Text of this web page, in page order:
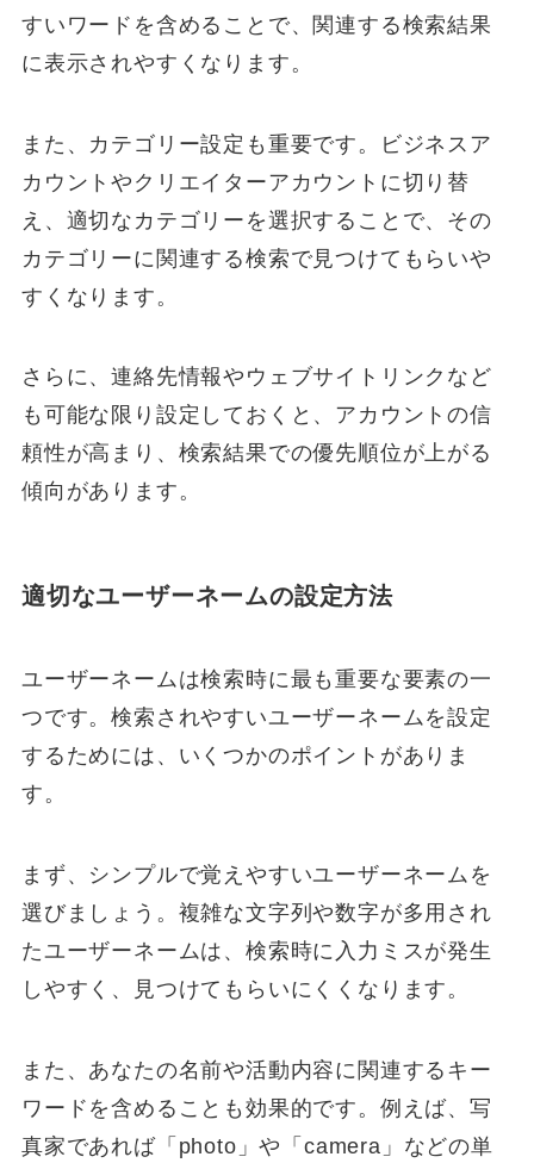
すいワードを含めることで、関連する検索結果
に表示されやすくなります。
また、カテゴリー設定も重要です。ビジネスア
カウントやクリエイターアカウントに切り替
え、適切なカテゴリーを選択することで、その
カテゴリーに関連する検索で見つけてもらいや
すくなります。
さらに、連絡先情報やウェブサイトリンクなど
も可能な限り設定しておくと、アカウントの信
頼性が高まり、検索結果での優先順位が上がる
傾向があります。
適切なユーザーネームの設定方法
ユーザーネームは検索時に最も重要な要素の一
つです。検索されやすいユーザーネームを設定
するためには、いくつかのポイントがありま
す。
まず、シンプルで覚えやすいユーザーネームを
選びましょう。複雑な文字列や数字が多用され
たユーザーネームは、検索時に入力ミスが発生
しやすく、見つけてもらいにくくなります。
また、あなたの名前や活動内容に関連するキー
ワードを含めることも効果的です。例えば、写
真家であれば「photo」や「camera」などの単